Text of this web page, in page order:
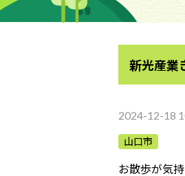
新光産業
2024-12-18
山口市
お散歩が気